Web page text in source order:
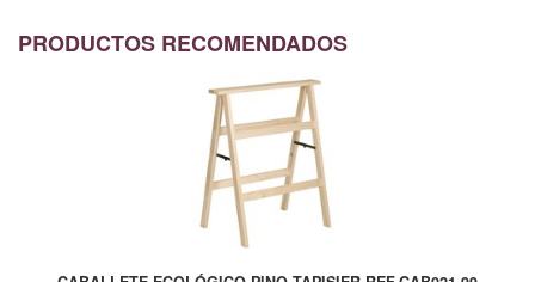
PRODUCTOS RECOMENDADOS